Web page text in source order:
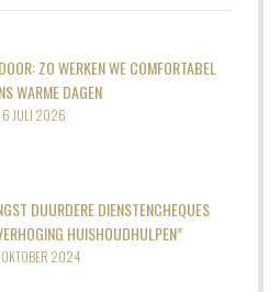
ZO WERKEN WE COMFORTABEL
WARME DAGEN
6 JULI 2026
DUURDERE DIENSTENCHEQUES
HUISHOUDHULPEN”
2024